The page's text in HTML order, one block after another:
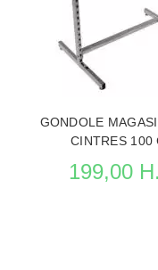
GONDOLE
CINTRES 100
199,00